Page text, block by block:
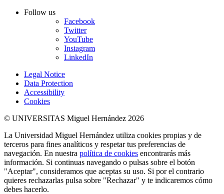
Follow us
Facebook
Twitter
YouTube
Instagram
LinkedIn
Legal Notice
Data Protection
Accessibility
Cookies
© UNIVERSITAS Miguel Hernández 2026
La Universidad Miguel Hernández utiliza cookies propias y de
terceros para fines analíticos y respetar tus preferencias de
navegación. En nuestra política de cookies encontrarás más
información. Si continuas navegando o pulsas sobre el botón
"Aceptar", consideramos que aceptas su uso. Si por el contrario
quieres rechazarlas pulsa sobre "Rechazar" y te indicaremos cómo
debes hacerlo.